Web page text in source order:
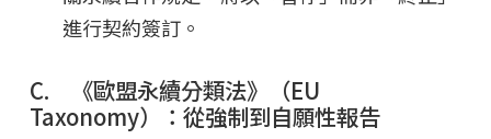
進行契約簽訂。
C. 《歐盟永續分類法》（EU
Taxonomy）：從強制到自願性報告